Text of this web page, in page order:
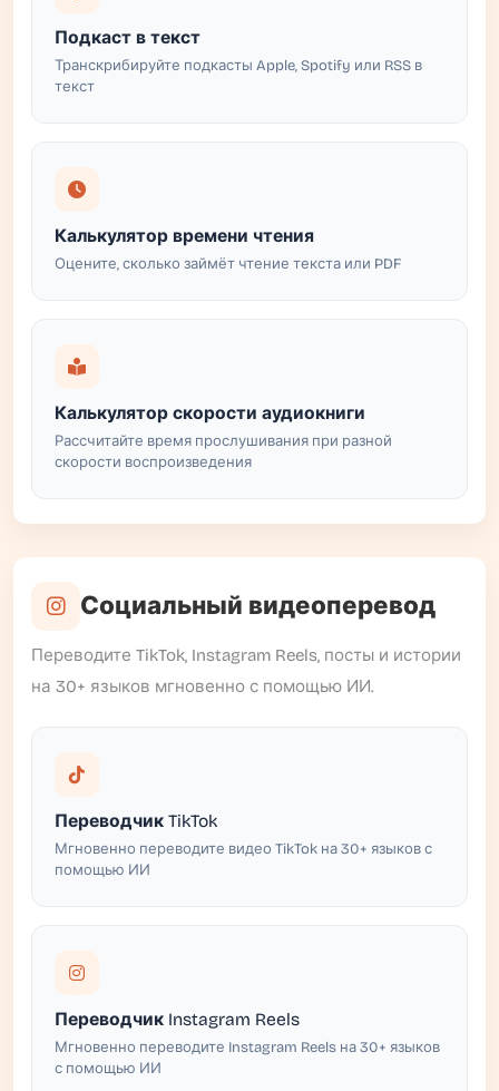
Подкаст в текст
Транскрибируйте подкасты Apple, Spotify или RSS в
текст
Калькулятор времени чтения
Оцените, сколько займёт чтение текста или PDF
Калькулятор скорости аудиокниги
Рассчитайте время прослушивания при разной
скорости воспроизведения
Социальный видеоперевод
Переводите TikTok, Instagram Reels, посты и истории
на 30+ языков мгновенно с помощью ИИ.
Переводчик TikTok
Мгновенно переводите видео TikTok на 30+ языков с
помощью ИИ
Переводчик Instagram Reels
Мгновенно переводите Instagram Reels на 30+ языков
с помощью ИИ